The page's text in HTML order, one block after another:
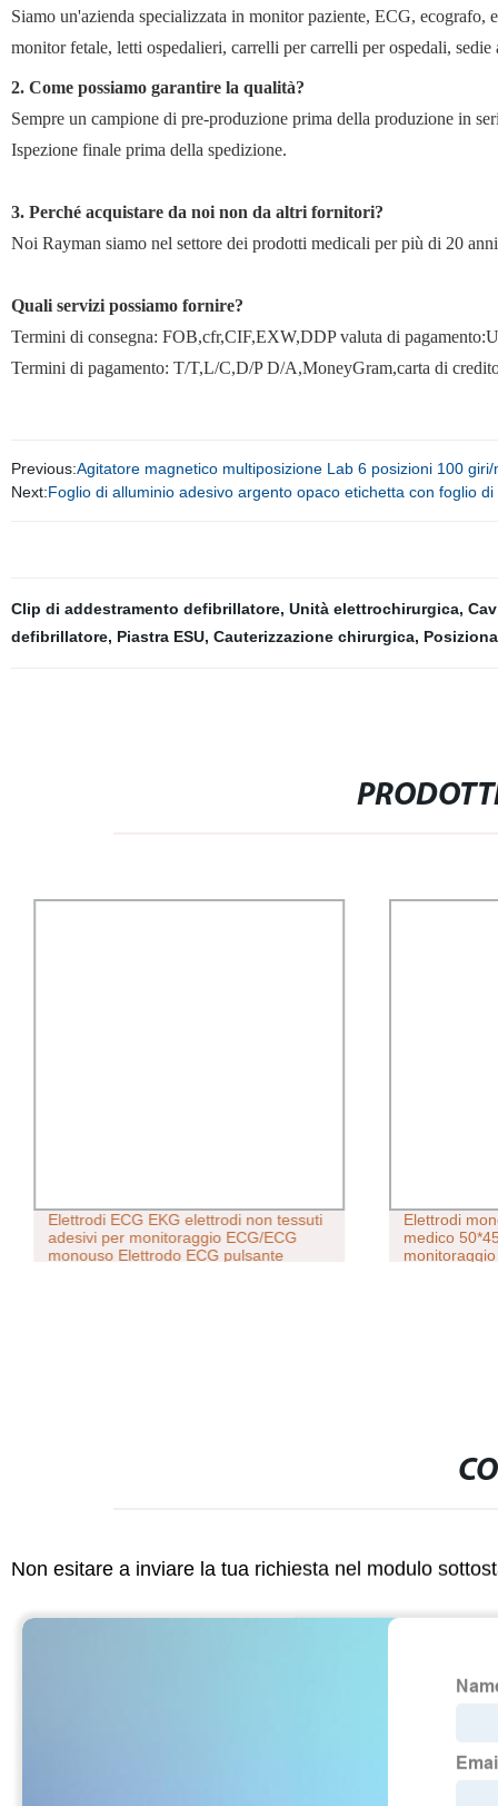
Siamo un'azienda specializzata in monitor paziente, ECG,
monitor fetale, letti ospedalieri, carrelli per carrelli per ospedali, sedie
2. Come possiamo garantire la qualità?
Sempre un campione di pre-produzione prima della produzione in
Ispezione finale prima della spedizione.
3. Perché acquistare da noi non da altri fornitori?
Noi Rayman siamo nel settore dei prodotti medicali per più di 20
Quali servizi possiamo fornire?
Termini di consegna: FOB,cfr,CIF,EXW,DDP valuta di
Termini di pagamento: T/T,L/C,D/P D/A,MoneyGram,carta di
Previous:Agitatore magnetico multiposizione Lab 6 posizioni 100 giri/
Next:Foglio di alluminio adesivo argento opaco etichetta con foglio
Clip di addestramento defibrillatore, Unità elettrochirurgica,
defibrillatore, Piastra ESU, Cauterizzazione chirurgica,
Elettrodi ECG EKG elettrodi non tessuti
adesivi per monitoraggio ECG/ECG
monouso Elettrodo ECG pulsante
Elettrodi
medico
Non esitare a inviare la tua richiesta nel modulo